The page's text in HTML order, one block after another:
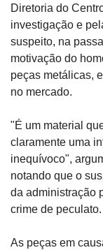
Diretoria do
investigação e
suspeito, na
motivação do
peças metálicas,
no mercado.
"É um material
claramente uma
inequívoco",
notando que o
da administração
crime de peculato.
As peças em